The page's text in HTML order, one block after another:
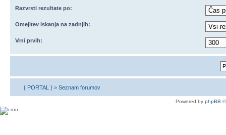
Razvrsti rezultate po:
Omejitev iskanja na zadnjih:
Vrni prvih:
{ PORTAL } » Seznam forumov
Powered by phpBB